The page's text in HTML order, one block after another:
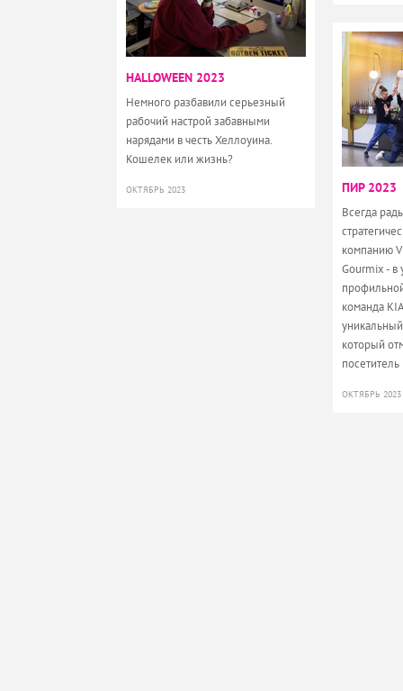
HALLOWEEN 2023
Немного разбавили серьезный
рабочий настрой забавными
нарядами в честь Хеллоуина.
Кошелек или жизнь?
ОКТЯБРЬ 2023 ПИР 2023
Всегда
компанию
Gourmix - в
команда
который
ОКТЯБРЬ 2023